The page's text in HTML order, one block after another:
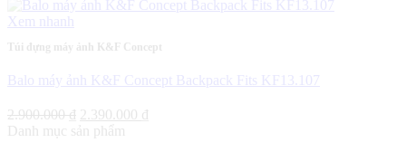
750.000 ₫.
Xem nhanh
Túi đựng máy ảnh K&F Concept
Balo máy ảnh K&F Concept Backpack Fits KF13.107
2.900.000₫
Giá
gốc
2.390.000 ₫
Danh mục sản phẩm